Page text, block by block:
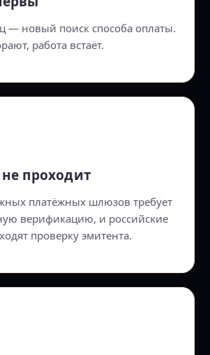
— новый поиск способа оплаты.
работа встаёт.
не проходит
платёжных шлюзов требует
верификацию, и российские
проверку эмитента.